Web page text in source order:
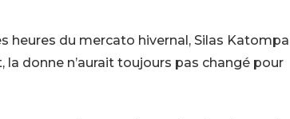
heures du mercato hivernal, Silas Katompa
donne n’aurait toujours pas changé pour